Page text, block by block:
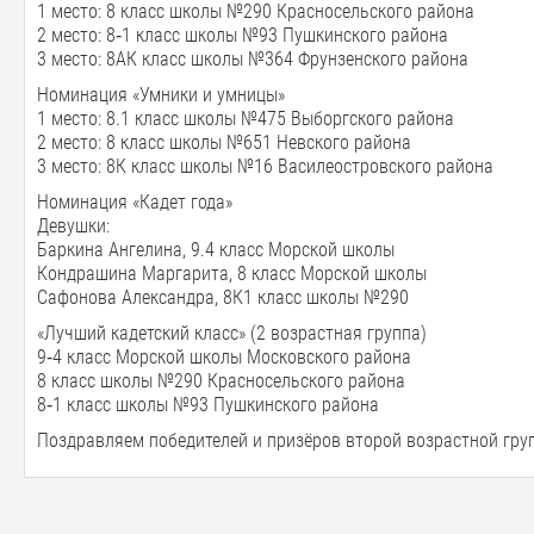
1 место: 8 класс школы №290 Красносельского района
2 место: 8‑1 класс школы №93 Пушкинского района
3 место: 8АК класс школы №364 Фрунзенского района
Номинация «Умники и умницы»
1 место: 8.1 класс школы №475 Выборгского района
2 место: 8 класс школы №651 Невского района
3 место: 8К класс школы №16 Василеостровского района
Номинация «Кадет года»
Девушки:
Баркина Ангелина, 9.4 класс Морской школы
Кондрашина Маргарита, 8 класс Морской школы
Сафонова Александра, 8К1 класс школы №290
«Лучший кадетский класс» (2 возрастная группа)
9‑4 класс Морской школы Московского района
8 класс школы №290 Красносельского района
8‑1 класс школы №93 Пушкинского района
Поздравляем победителей и призёров второй возрастной